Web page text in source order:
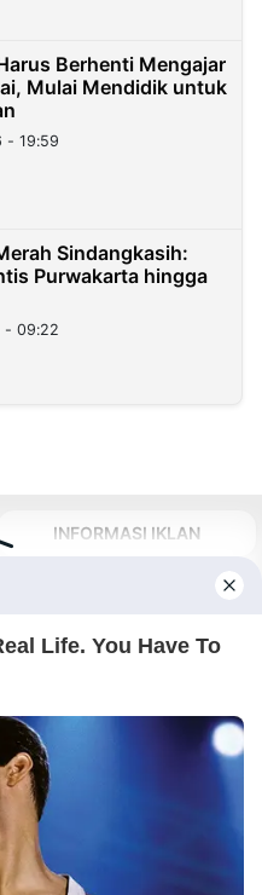
Berhenti Mengajar
Mulai Mendidik untuk
- 19:59
Sindangkasih:
Purwakarta hingga
- 09:22
INFORMASI IKLAN
MEDIA PARTNER